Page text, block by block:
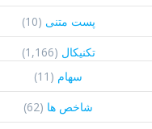
پست متنی (10)
تکنیکال (1,166)
سهام (11)
شاخص ها (62)